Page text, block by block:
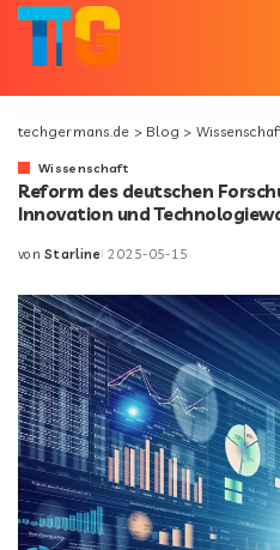
techgermans.de > Blog >
Wissenschaft
Reform des deutschen
Innovation und
von Starline 2025-05-15